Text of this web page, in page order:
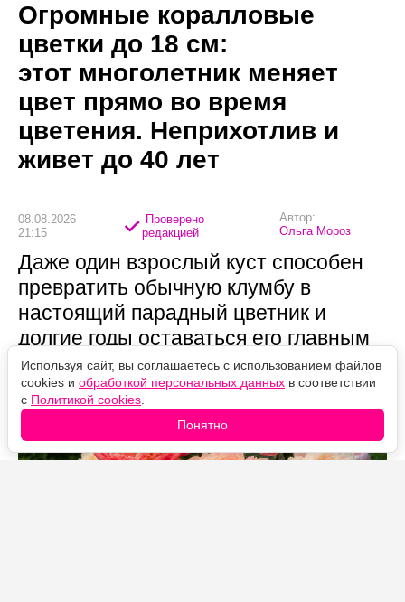
Огромные коралловые
цветки до 18 см:
этот многолетник меняет
цвет прямо во время
цветения. Неприхотлив и
живет до 40 лет
08.08.2026
21:15
Проверено
редакцией
Автор:
Ольга Мороз
Даже один взрослый куст способен
превратить обычную клумбу в
настоящий парадный цветник и
долгие годы оставаться его главным
украшением.
Используя сайт, вы соглашаетесь с использованием файлов
cookies и обработкой персональных данных в соответствии
с Политикой cookies
Понятно